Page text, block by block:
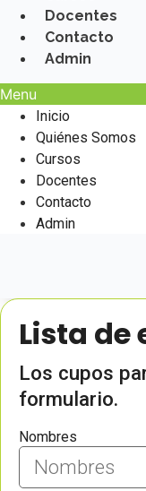
Docentes
Contacto
Admin
Menu
Inicio
Quiénes Somos
Cursos
Docentes
Contacto
Admin
Lista
Los cupos
formulario.
Nombres